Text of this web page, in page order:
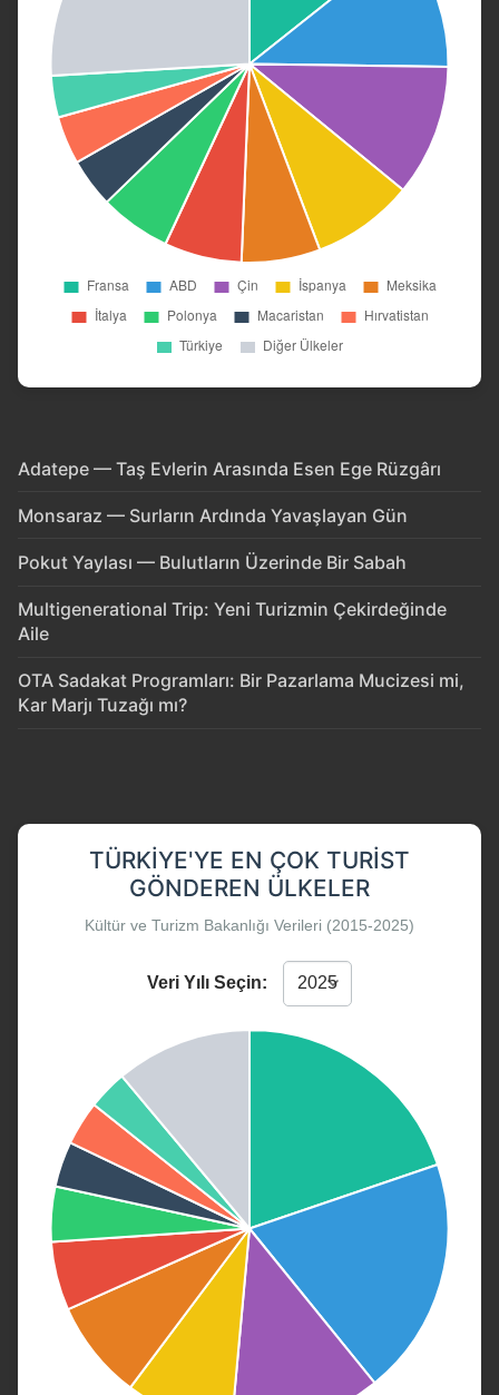
Adatepe — Taş Evlerin Arasında Esen Ege Rüzgârı
Monsaraz — Surların Ardında Yavaşlayan Gün
Pokut Yaylası — Bulutların Üzerinde Bir Sabah
Multigenerational Trip: Yeni Turizmin Çekirdeğinde
Aile
OTA Sadakat Programları: Bir Pazarlama Mucizesi mi,
Kar Marjı Tuzağı mı?
TÜRKIYE'YE EN ÇOK TURIST
GÖNDEREN ÜLKELER
Kültür ve Turizm Bakanlığı Verileri (2015-2025)
Veri Yılı Seçin: